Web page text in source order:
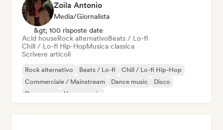
Zoila Antonio
Media/Giornalista
&gt; 100 risposte date
Acid houseRock alternativoBeats / Lo-fi
Chill / Lo-fi Hip-HopMusica classica
Scrivere articoli
Rock alternativo Beats / Lo-fi
Chill / Lo-fi Hip-Hop
Commerciale / Mainstream
Dance music
Disco
Dream pop
House music